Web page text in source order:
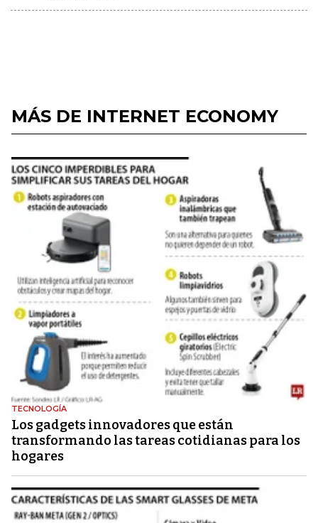
MÁS DE INTERNET ECONOMY
TECNOLOGÍA
Los gadgets innovadores que están
transformando las tareas cotidianas para los
hogares